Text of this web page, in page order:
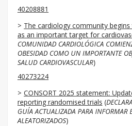
40208881
The cardiology community
as an important target for
COMUNIDAD CARDIOLÓGICA
OBESIDAD COMO UN IMPORTANTE
SALUD CARDIOVASCULAR)
40273224
CONSORT 2025 statement:
reporting randomised trials (
GUÍA ACTUALIZADA PARA INFORMAR
ALEATORIZADOS)